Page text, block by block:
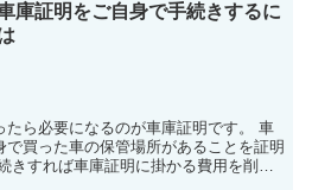
庫証明をご自身で手続きするに
ら必要になるのが車庫証明です。 車
買った車の保管場所があることを証明